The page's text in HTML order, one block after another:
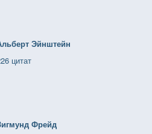
Эйнштейн
цитат
Фрейд